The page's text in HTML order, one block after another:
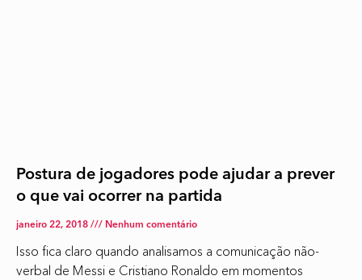
Postura de jogadores pode ajudar a prever
o que vai ocorrer na partida
janeiro 22, 2018 Nenhum comentário
Isso fica claro quando analisamos a comunicação não-
verbal de Messi e Cristiano Ronaldo em momentos